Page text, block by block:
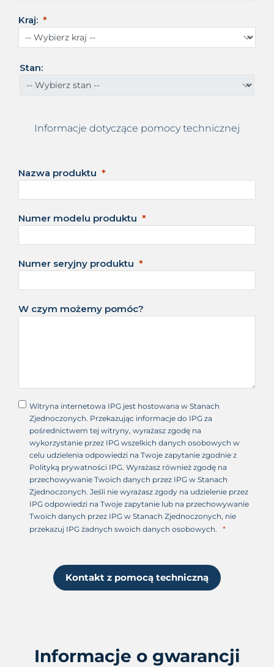
j
e
n
c
Kraj:
Stan:
Informacje dotyczące pomocy technicznej
Nazwa produktu
Numer modelu produktu
Numer seryjny produktu
W czym możemy pomóc?
Witryna internetowa IPG jest hostowana w Stanach
Zjednoczonych. Przekazując informacje do IPG za
pośrednictwem tej witryny, wyrażasz zgodę na
wykorzystanie przez IPG wszelkich danych osobowych w
celu udzielenia odpowiedzi na Twoje zapytanie zgodnie z
Polityką prywatności IPG. Wyrażasz również zgodę na
przechowywanie Twoich danych przez IPG w Stanach
Zjednoczonych. Jeśli nie wyrażasz zgody na udzielenie przez
IPG odpowiedzi na Twoje zapytanie lub na przechowywanie
Twoich danych przez IPG w Stanach Zjednoczonych, nie
przekazuj IPG żadnych swoich danych osobowych.
Kontakt z pomocą techniczną
Informacje o gwarancji